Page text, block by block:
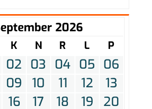
2026
K N R L P
02 03 04 05 06
09 10 11 12
13
16 17 18 19
20